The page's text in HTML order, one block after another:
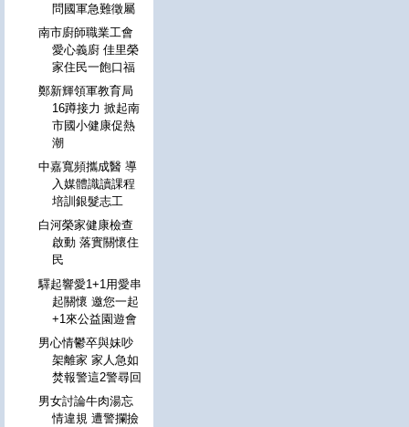
問國軍急難徵屬
南市廚師職業工會
愛心義廚 佳里榮
家住民一飽口福
鄭新輝領軍教育局
16蹲接力 掀起南
市國小健康促熱
潮
中嘉寬頻攜成醫 導
入媒體識讀課程
培訓銀髮志工
白河榮家健康檢查
啟動 落實關懷住
民
驛起響愛1+1用愛串
起關懷 邀您一起
+1來公益園遊會
男心情鬱卒與妹吵
架離家 家人急如
焚報警這2警尋回
男女討論牛肉湯忘
情違規 遭警攔撿